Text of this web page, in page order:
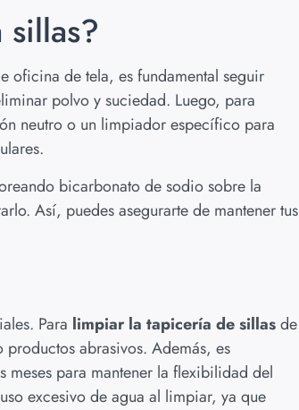
oficina de tela, es fundamental seguir
polvo y suciedad. Luego, para
neutro o un limpiador específico para
bicarbonato de sodio sobre la
Así, puedes asegurarte de mantener tus
Para limpiar la tapicería desillasde
abrasivos. Además, es
para mantener la flexibilidad del
excesivo de agua al limpiar, ya que